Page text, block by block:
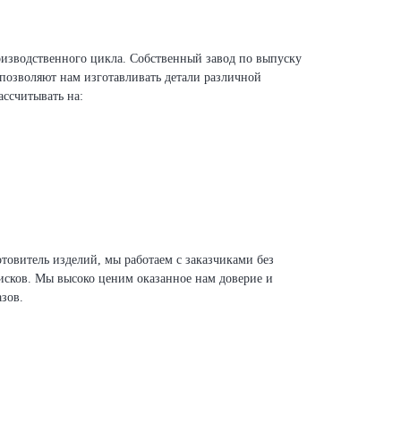
цикла. Собственный завод по выпуску
нам изготавливать детали различной
на:
изделий, мы работаем с заказчиками без
Мы высоко ценим оказанное нам доверие и